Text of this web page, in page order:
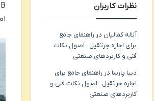
نظرات کاربران
آلاله کمالیان در راهنمای جامع
برای اجاره جرثقیل : اصول نکات
فنی و کاربردهای صنعتی
دیبا پارسا در راهنمای جامع برای
اجاره جرثقیل : اصول نکات فنی و
کاربردهای صنعتی